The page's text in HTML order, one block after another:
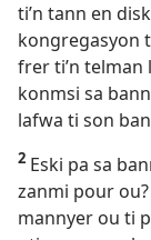
ti’n tann en
kongregasyon
frer ti’n telman
konmsi sa
lafwa ti son
2 Eski pa sa
zanmi pour
mannyer ou ti